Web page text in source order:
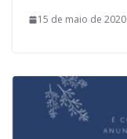
15 de maio de 2020